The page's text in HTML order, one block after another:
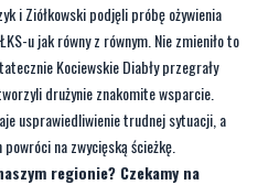
drużynie znakomite wsparcie.
usprawiedliwienie trudnej sytuacji, a
na zwycięską ścieżkę.
regionie? Czekamy na
kontaktować się z nami za
i mailowo:
także pod numerem telefonu